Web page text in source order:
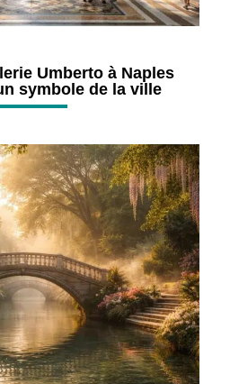
Umberto à Naples
symbole de la ville